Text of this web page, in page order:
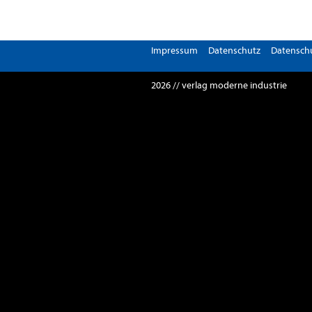
Impressum Datenschutz
2026 // verlag moderne industrie